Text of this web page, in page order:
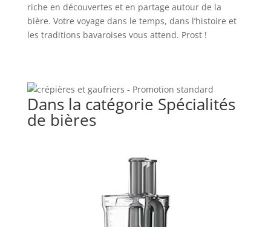
riche en découvertes et en partage autour de la
bière. Votre voyage dans le temps, dans l’histoire et
les traditions bavaroises vous attend. Prost !
Dans la catégorie Spécialités
de bières